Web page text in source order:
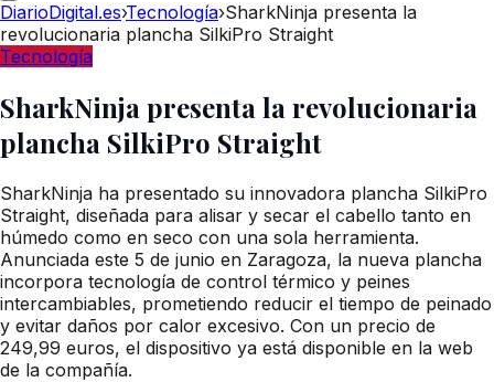
DiarioDigital.es›Tecnología›SharkNinja presenta la
revolucionaria plancha SilkiPro Straight
Tecnología
SharkNinja presenta la revolucionaria
plancha SilkiPro Straight
SharkNinja ha presentado su innovadora plancha SilkiPro
Straight, diseñada para alisar y secar el cabello tanto en
húmedo como en seco con una sola herramienta.
Anunciada este 5 de junio en Zaragoza, la nueva plancha
incorpora tecnología de control térmico y peines
intercambiables, prometiendo reducir el tiempo de peinado
y evitar daños por calor excesivo. Con un precio de
249,99 euros, el dispositivo ya está disponible en la web
de la compañía.